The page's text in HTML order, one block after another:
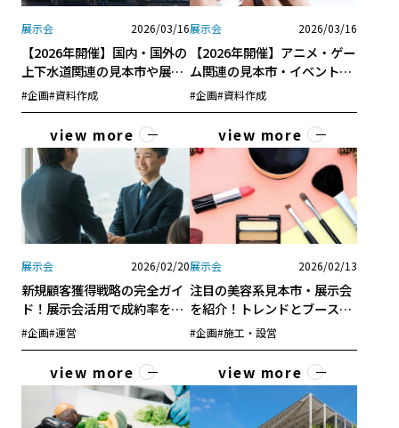
展示会 2026/03/16
【2026年開催】国内・国外の
上下水道関連の見本市や展示
会！各展示会の特徴も紹介！
#企画#資料作成
view more
展示会 2026/03/16
【2026年開催】アニメ・ゲー
ム関連の見本市・イベント完
全ガイド！国内・東南アジア
の主要展示会を徹底解説
#企画#資料作成
view more
展示会 2026/02/20
新規顧客獲得戦略の完全ガイ
ド！展示会活用で成約率を高
める方法
#企画#運営
view more
展示会 2026/02/13
注目の美容系見本市・展示会
を紹介！トレンドとブース戦
略を解説！
#企画#施工・設営
view more